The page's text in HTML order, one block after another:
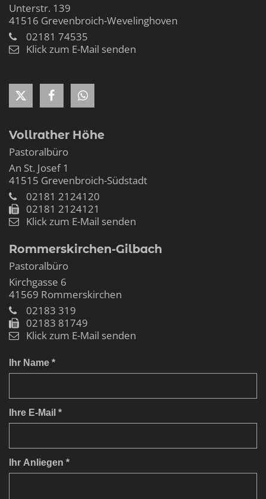
Unterstr. 139
41516 Grevenbroich-Wevelinghoven
02181 74535
Klick zum E-Mail senden
Vollrather Höhe
Pastoralbüro
An St. Josef 1
41515 Grevenbroich-Südstadt
02181 2124120
02181 2124121
Klick zum E-Mail senden
Rommerskirchen-Gilbach
Pastoralbüro
Kirchgasse 6
41569 Rommerskirchen
02183 319
02183 81749
Klick zum E-Mail senden
Ihr Name *
Ihre E-Mail *
Ihr Anliegen *